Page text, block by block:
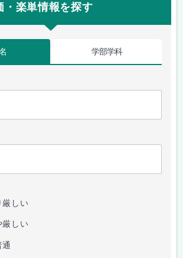
・楽単情報を探す
学部学科
厳しい
厳しい
通